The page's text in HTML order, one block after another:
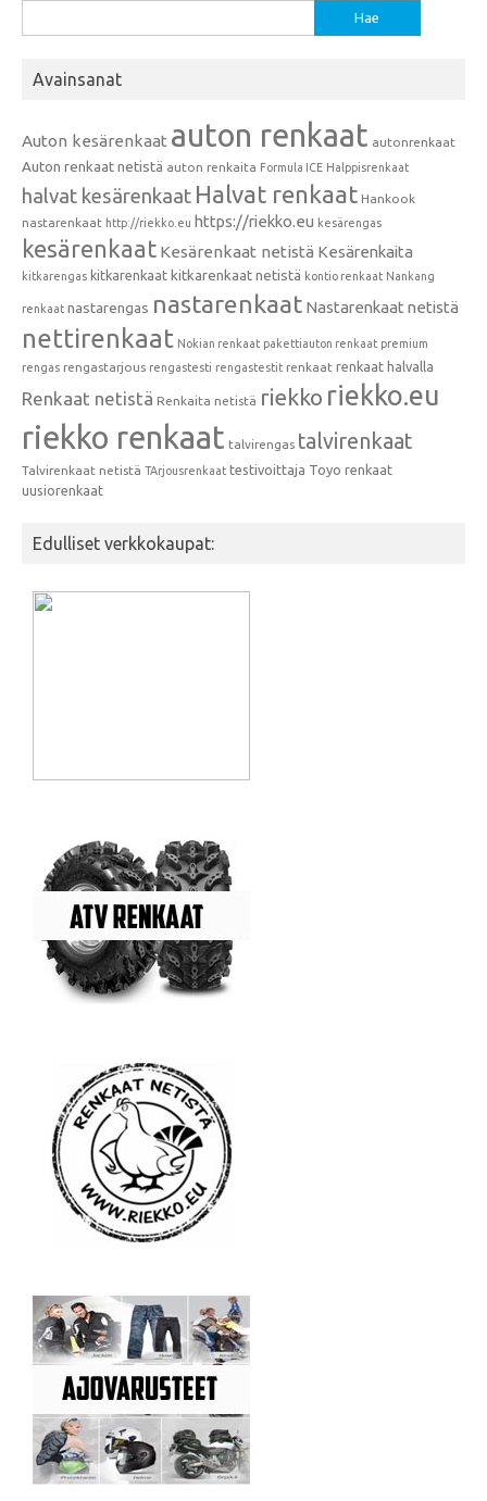
Avainsanat
Auton kesärenkaat auton renkaat autonrenkaat
Auton renkaat netistä auton renkaita Formula ICE Halppisrenkaat
halvat kesärenkaat Halvat renkaat Hankook
nastarenkaat http://riekko.eu https://riekko.eu kesärengas
kesärenkaat Kesärenkaat netistä Kesärenkaita
kitkarengas kitkarenkaat kitkarenkaat netistä kontio renkaat Nankang
renkaat nastarengas nastarenkaat Nastarenkaat netistä
nettirenkaat Nokian renkaat pakettiauton renkaat premium
rengas rengastarjous rengastesti rengastestit renkaat renkaat halvalla
Renkaat netistä Renkaita netistä riekko riekko.eu
riekko renkaat talvirengas talvirenkaat
Talvirenkaat netistä TArjousrenkaat testivoittaja Toyo renkaat
uusiorenkaat
Edulliset verkkokaupat: